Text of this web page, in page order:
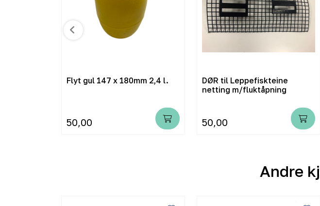
Flyt gul 147 x 180mm 2,4 l.
50,00
DØR til Leppefiskteine
netting m/fluktåpning
50,00
Andre